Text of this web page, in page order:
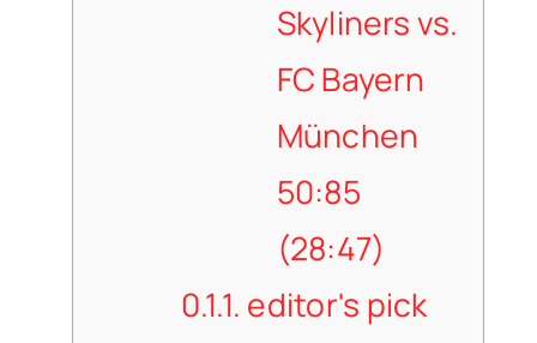
Skyliners vs.
FC Bayern
München
50:85
(28:47)
0.1.1. editor's pick